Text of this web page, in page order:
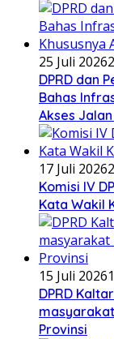
25 Juli 2026
DPRD dan
Bahas
Akses
17 Juli 2026
Komisi IV
Kata Wakil
15 Juli 2026
DPRD
Provinsi